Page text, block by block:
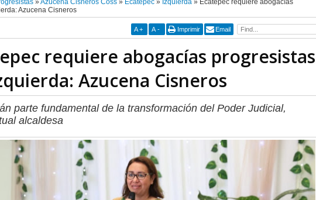
»Azucena Cisneros Coss» Ecatepec» Izquierda» Ecatepec requiere abogacías
Azucena Cisneros
A + A - Imprimir Email
requiere abogacías progresistas
Azucena Cisneros
parte fundamental de la transformación del Poder Judicial,
alcaldesa